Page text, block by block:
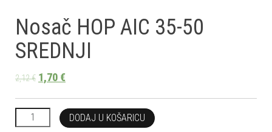
Nosač HOP AIC 35-50
SREDNJI
2,12€ 1,70€
Nosač HOP AIC 35-50 SREDNJI količina
DODAJ U KOŠARICU